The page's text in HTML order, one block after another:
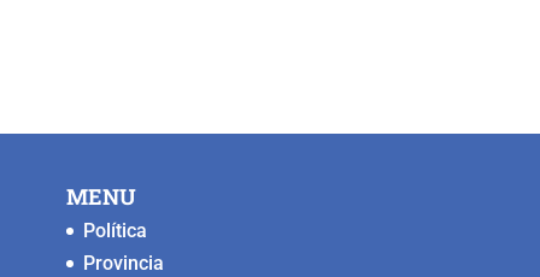
b
o
k
A Li n
MENU
Política
Provincia